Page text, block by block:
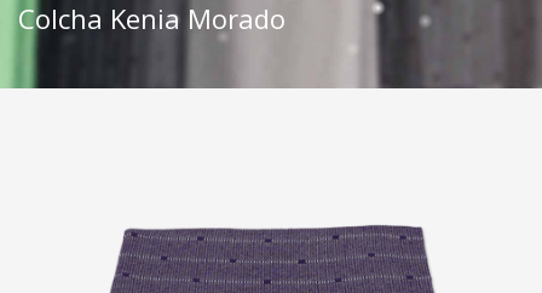
Colcha Kenia Morado